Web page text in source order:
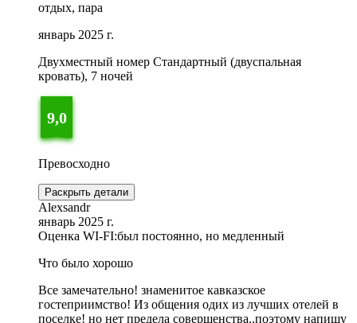
отдых, пара
январь 2025 г.
Двухместный номер Стандартный (двуспальная
кровать), 7 ночей
9,0
Превосходно
Раскрыть детали
Alexsandr
январь 2025 г.
Оценка WI-FI:был постоянно, но медленный
Что было хорошо
Все замечательно! знаменитое кавказское
гостеприимство! Из общения одих из лучших отелей в
поселке! но нет предела совершенства..поэтому напишу